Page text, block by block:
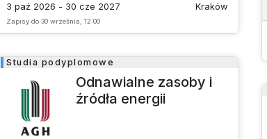
ochrony środowiskaProgram obejmuje
m.in. termodynamikę, spalanie, OZE,
3 paź 2026 - 30 cze 2027
Zapisy do 30 września, 12:00
Kraków
Studia podyplomowe
Odnawialne zasoby i
źródła energii